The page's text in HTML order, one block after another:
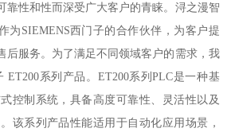
靠性和性而深受广大客户的青睐。浔之漫智
为SIEMENS西门子的合作伙伴，为客户提
后服务。为了满足不同领域客户的需求，我
ET200系列产品。ET200系列PLC是一种基
控制系统，具备高度可靠性、灵活性以及
该系列产品性能适用于自动化应用场景，